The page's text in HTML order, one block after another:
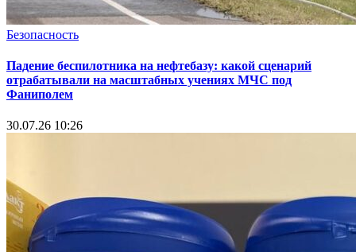
Безопасность
Падение беспилотника на нефтебазу: какой сценарий
отрабатывали на масштабных учениях МЧС под
Фаниполем
30.07.26 10:26